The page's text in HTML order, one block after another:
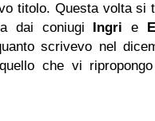
titolo. Questa volta si
dai coniugi Ingri e
scrivevo nel
quello che vi